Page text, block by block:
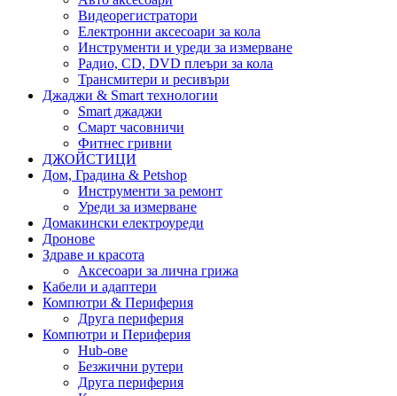
Видеорегистратори
Електронни аксесоари за кола
Инструменти и уреди за измерване
Радио, CD, DVD плеъри за кола
Трансмитери и ресивъри
Джаджи & Smart технологии
Smart джаджи
Смарт часовничи
Фитнес гривни
ДЖОЙСТИЦИ
Дом, Градина & Petshop
Инструменти за ремонт
Уреди за измерване
Домакински електроуреди
Дронове
Здраве и красота
Аксесоари за лична грижа
Кабели и адаптери
Компютри & Периферия
Друга периферия
Компютри и Периферия
Hub-ове
Безжични рутери
Друга периферия